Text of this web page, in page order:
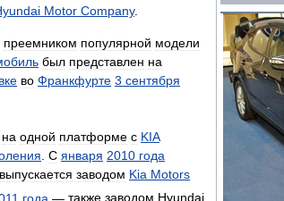
Motor Company.
преемником популярной модели
был представлен на
во Франкфурте 3 сентября
на одной платформе с KIA
С января 2010 года
выпускается заводом Kia Motors
года — также заводом Hyundai